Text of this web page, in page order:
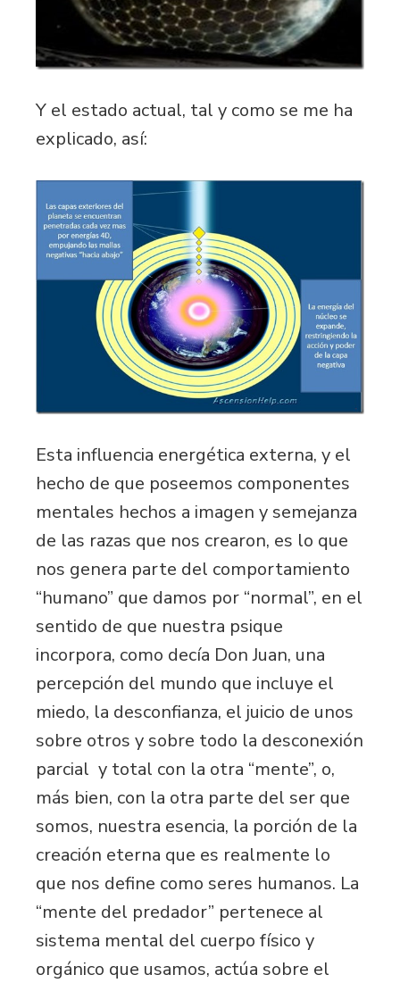
Y el estado actual, tal y como se me ha
explicado, así:
Esta influencia energética externa, y el
hecho de que poseemos componentes
mentales hechos a imagen y semejanza
de las razas que nos crearon, es lo que
nos genera parte del comportamiento
“humano” que damos por “normal”, en el
sentido de que nuestra psique
incorpora, como decía Don Juan, una
percepción del mundo que incluye el
miedo, la desconfianza, el juicio de unos
sobre otros y sobre todo la desconexión
parcial y total con la otra “mente”, o,
más bien, con la otra parte del ser que
somos, nuestra esencia, la porción de la
creación eterna que es realmente lo
que nos define como seres humanos. La
“mente del predador” pertenece al
sistema mental del cuerpo físico y
orgánico que usamos, actúa sobre el